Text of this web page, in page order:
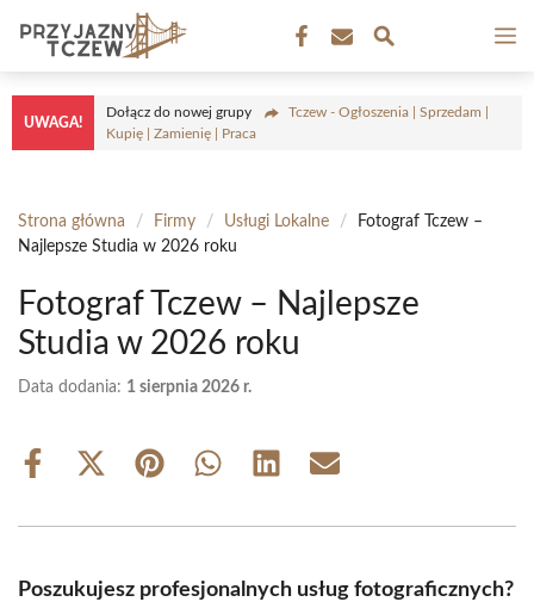
treści
UWAGA!
Dołącz do nowej grupy
Tczew - Ogłoszenia | Sprzedam |
Kupię | Zamienię | Praca
Strona główna / Firmy / Usługi Lokalne /
Fotograf Tczew –
Najlepsze Studia w 2026 roku
Fotograf Tczew – Najlepsze
Studia w 2026 roku
Data dodania: 1 sierpnia 2026 r.
Share
Share
(Twitter)
Share Share Share Share
Poszukujesz profesjonalnych usług fotograficznych?